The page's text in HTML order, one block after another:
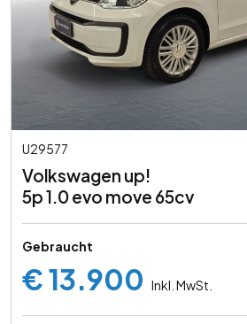
U29577
Volkswagen up!
5p 1.0 evo move 65cv
Gebraucht
€ 13.900 Inkl. MwSt.